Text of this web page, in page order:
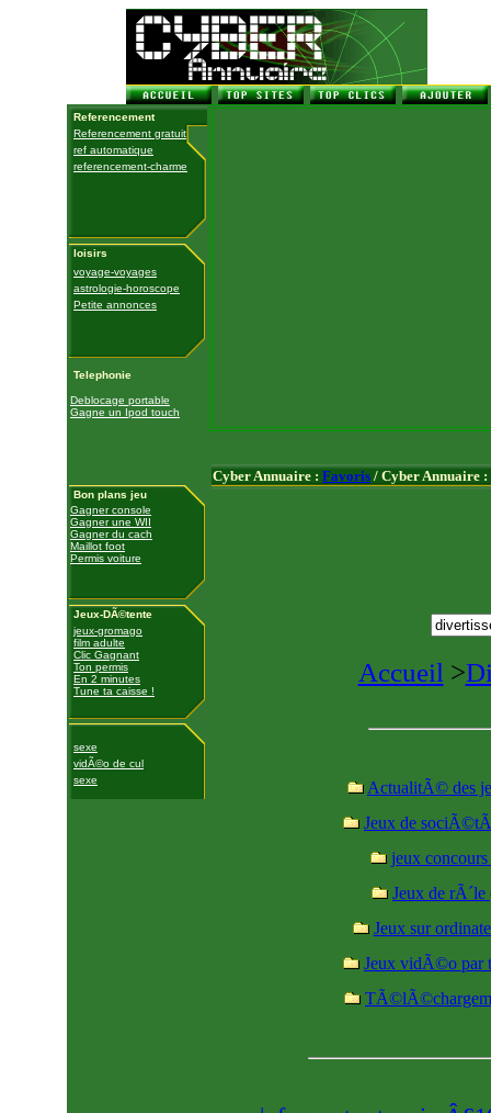
Referencement
Referencement gratuit
ref automatique
referencement-charme
loisirs
voyage-voyages
astrologie-horoscope
Petite annonces
Telephonie
Deblocage portable
Gagne un Ipod touch
Bon plans jeu
Gagner console
Gagner une WII
Gagner du cach
Maillot foot
Permis voiture
Jeux-DÃ©tente
jeux-gromago
film adulte
Clic Gagnant
Ton permis
En 2 minutes
Tune ta caisse !
sexe
vidÃ©o de cul
sexe
Cyber Annuaire : Favoris / Cyber Annuaire :
Accueil >
ActualitÃ© des
Jeux de
jeux concours
Jeux de rÃ´le
Jeux sur
Jeux vidÃ©o par